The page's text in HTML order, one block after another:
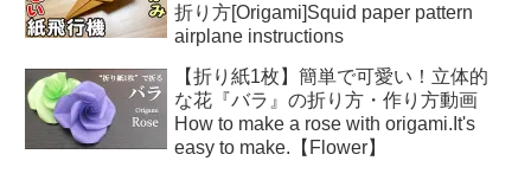
折り方[Origami]Squid paper pattern
airplane instructions
【折り紙1枚】簡単で可愛い！立体的
な花『バラ』の折り方・作り方動画
How to make a rose with origami.It's
easy to make.【Flower】